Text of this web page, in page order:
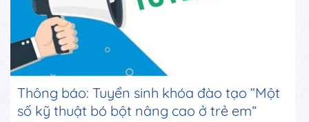
Thông báo: Tuyển sinh khóa đào tạo “Một
số kỹ thuật bó bột nâng cao ở trẻ em”